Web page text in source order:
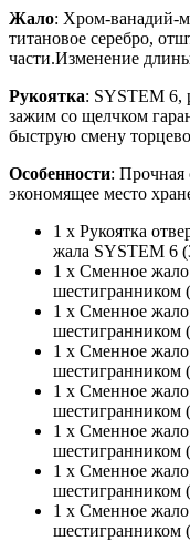
Жало: Хром-ванадий-
титановое серебро,
части.Изменение
Рукоятка: SYSTEM 6,
зажим со щелчком
быструю смену
Особенности: Прочная
экономящее место
1 x Рукояткa
жала SYSTEM 6
1 x Сменное
шестигранником
1 x Сменное
шестигранником
1 x Сменное
шестигранником
1 x Сменное
шестигранником
1 x Сменное
шестигранником
1 x Сменное
шестигранником
1 x Сменное
шестигранником